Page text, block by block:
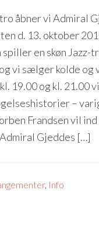
åbner vi Admiral
d. 13. oktober
en skøn Jazz-
vi sælger kolde og
19.00 og kl. 21.00
–
Frandsen vil
Gjeddes […]
, Info